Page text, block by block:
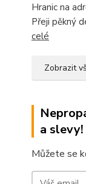
Hranic na
Přeji pěkný
celé
Zobrazit
a slevy!
Můžete se